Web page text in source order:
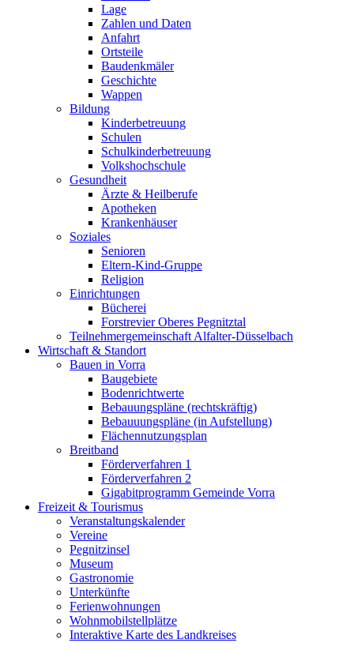
Lage
Zahlen und Daten
Anfahrt
Ortsteile
Baudenkmäler
Geschichte
Wappen
Bildung
Kinderbetreuung
Schulen
Schulkinderbetreuung
Volkshochschule
Gesundheit
Ärzte & Heilberufe
Apotheken
Krankenhäuser
Soziales
Senioren
Eltern-Kind-Gruppe
Religion
Einrichtungen
Bücherei
Forstrevier Oberes Pegnitztal
Teilnehmergemeinschaft Alfalter-Düsselbach
Wirtschaft & Standort
Bauen in Vorra
Baugebiete
Bodenrichtwerte
Bebauungspläne (rechtskräftig)
Bebauuungspläne (in Aufstellung)
Flächennutzungsplan
Breitband
Förderverfahren 1
Förderverfahren 2
Gigabitprogramm Gemeinde Vorra
Freizeit & Tourismus
Veranstaltungskalender
Vereine
Pegnitzinsel
Museum
Gastronomie
Unterkünfte
Ferienwohnungen
Wohnmobilstellplätze
Interaktive Karte des Landkreises